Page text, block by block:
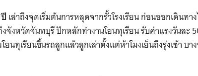
Search
for:
เล่าถึงจุดเริ่มต้นการหลุดจากรั้วโรงเรียน ก่อนออกเดินท
จังหวัดจันทบุรี ปักหลักทำงานโยนทุเรียน รับค่าแรงวันละ
นทุเรียนขึ้นรถลูกแล้วลูกเล่าตั้งแต่ห้าโมงเย็นถึงรุ่งเช้า บ